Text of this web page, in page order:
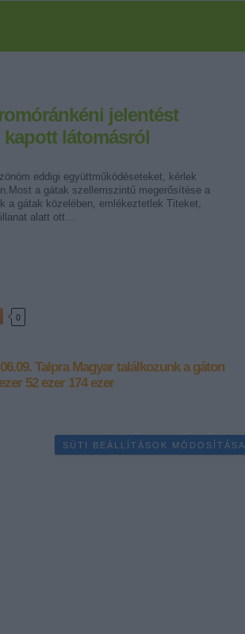
jelentést
látomásról
eddigi együttműködéseteket, kérlek
a gátak szellemszintű megerősítése a
a gátak közelében, emlékeztetlek Titeket,
alatt ott…
0
Talpra Magyar találkozunk a gáton
52 ezer 174 ezer
SÜTI BEÁLLÍTÁSOK MÓDOSÍTÁSA